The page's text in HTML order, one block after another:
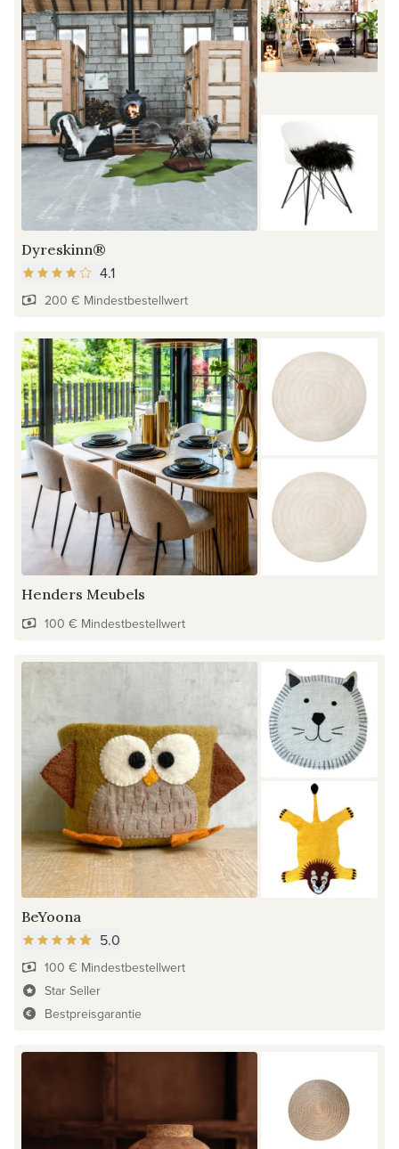
Dyreskinn®
4.1
200 € Mindestbestellwert
Henders Meubels
100 € Mindestbestellwert
BeYoona
5.0
100 € Mindestbestellwert
Star Seller
Bestpreisgarantie